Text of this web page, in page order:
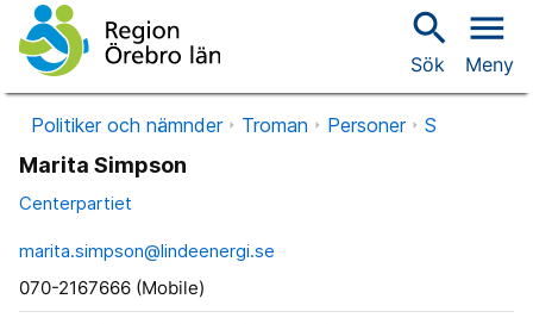
search
Sök
menu
Meny
Politiker och nämnder Troman Personer S
Marita Simpson
Centerpartiet
marita.simpson@lindeenergi.se
070-2167666 (Mobile)